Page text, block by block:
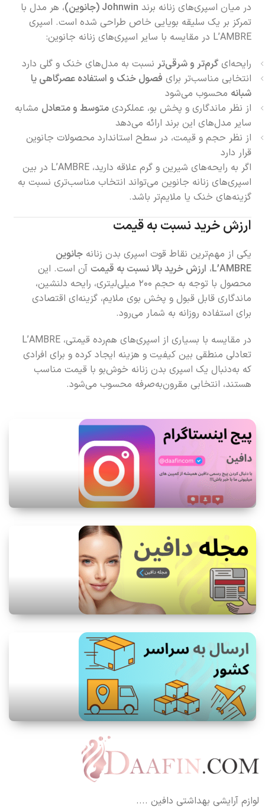
در میان اسپری‌های زنانه برند Johnwin (جانوین)
، هر مدل با
تمرکز بر یک سلیقه بویایی خاص طراحی شده است. اسپری
L’AMBRE در مقایسه با سایر اسپری‌های زنانه جانوین:
رایحه‌ایگرم‌تر و شرقی‌تر نسبت به مدل‌های خنک و گلی دارد
انتخابی مناسب‌تر برای فصول خنک و استفاده عصرگاهی یا
شبانه محسوب می‌شود
از نظر ماندگاری و پخش بو، عملکردیمتوسط و متعادل مشابه
سایر مدل‌های این برند ارائه می‌دهد
از نظر حجم و قیمت، در سطح استاندارد محصولات جانوین
قرار دارد
اگر به رایحه‌های شیرین و گرم علاقه دارید، L’AMBRE در بین
اسپری‌های زنانه جانوین می‌تواند انتخاب مناسب‌تری نسبت به
گزینه‌های خنک یا ملایم‌تر باشد.
ارزش خرید نسبت به قیمت
یکی از مهم‌ترین نقاط قوت اسپری بدن زنانهجانوین
L’AMBRE، ارزش خرید بالا نسبت به قیمت آن است. این
محصول با توجه به حجم ۲۰۰ میلی‌لیتری، رایحه دلنشین،
ماندگاری قابل قبول و پخش بوی ملایم، گزینه‌ای اقتصادی
برای استفاده روزانه به شمار می‌رود.
در مقایسه با بسیاری از اسپری‌های هم‌رده قیمتی، L’AMBRE
تعادلی منطقی بین کیفیت و هزینه ایجاد کرده و برای افرادی
که به‌دنبال یک اسپری بدن زنانه خوش‌بو با قیمت مناسب
هستند، انتخابی مقرون‌به‌صرفه محسوب می‌شود.
لوازم آرایشی بهداشتی دافین ....